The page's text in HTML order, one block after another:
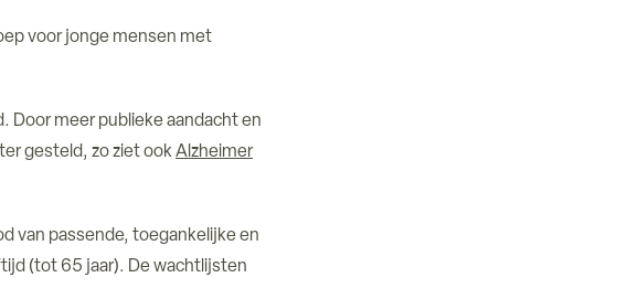
voor jonge mensen met
Door meer publieke aandacht en
gesteld, zo ziet ookAlzheimer
van passende, toegankelijke en
(tot 65 jaar). De wachtlijsten